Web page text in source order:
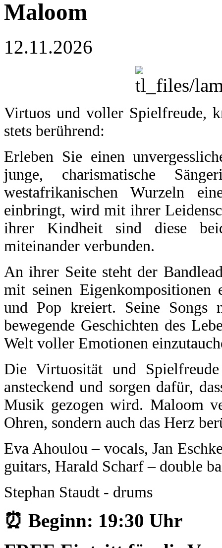
Maloom
12.11.2026
Virtuos und voller Spielfreude,
stets berührend:
Erleben Sie einen
junge, charismatische
westafrikanischen Wurzeln
einbringt, wird mit ihrer
ihrer Kindheit sind diese
miteinander verbunden.
An ihrer Seite steht der
mit seinen Eigenkompositionen
und Pop kreiert. Seine Songs
bewegende Geschichten des
Welt voller Emotionen
Die Virtuosität und
ansteckend und sorgen dafür,
Musik gezogen wird. Maloom
Ohren, sondern auch das Herz
Eva Ahoulou – vocals, Jan
guitars, Harald Scharf – double
Stephan Staudt - drums
⏰ Beginn: 19:30 Uhr